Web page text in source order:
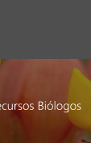
del cangrejo